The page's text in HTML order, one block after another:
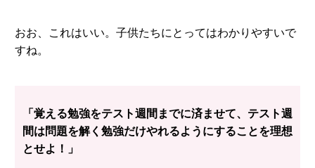
おお、これはいい。子供たちにとってはわかりやすいで
すね。
「覚える勉強をテスト週間までに済ませて、テスト週
間は問題を解く勉強だけやれるようにすることを理想
とせよ！」